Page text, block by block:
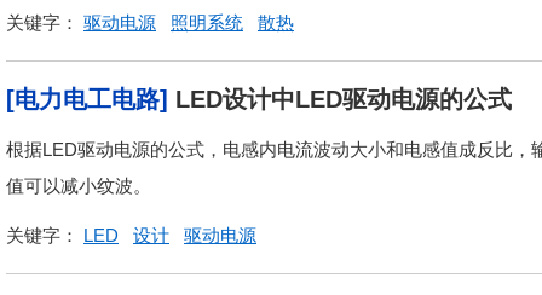
关键字： 驱动电源 照明系统 散热
[电力电工电路] LED设计中LED驱动电源的公式
根据LED驱动电源的公式，电感内电流波动大小和电感值成反比
值可以减小纹波。
关键字： LED 设计 驱动电源